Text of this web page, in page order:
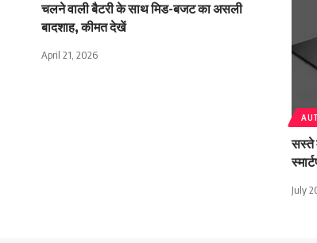
चलने वाली बैटरी के साथ मिड-बजट का असली
बादशाह, कीमत देखें
April 21, 2026
सस्ते
July